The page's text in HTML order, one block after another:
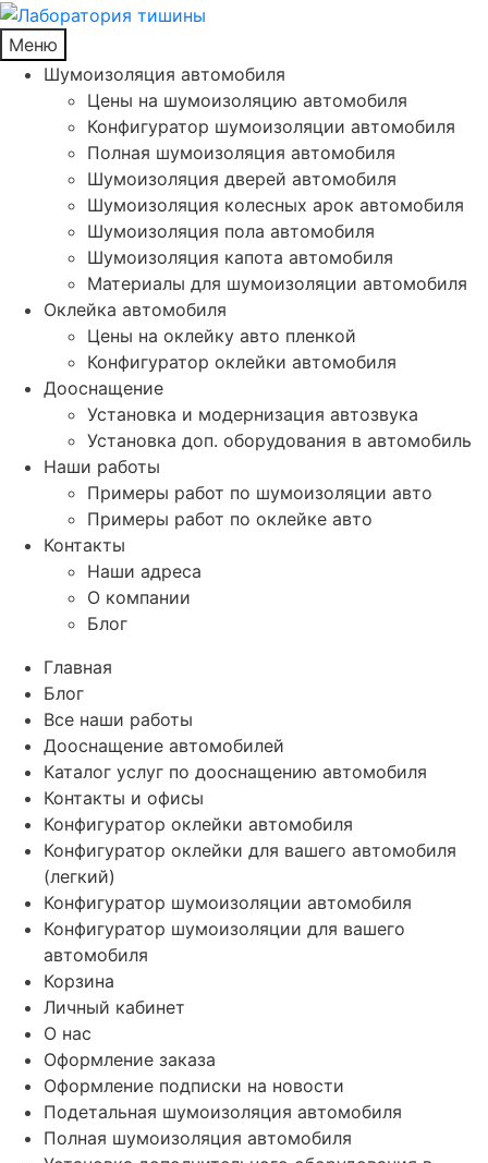
Меню
Шумоизоляция автомобиля
Цены на шумоизоляцию автомобиля
Конфигуратор шумоизоляции автомобиля
Полная шумоизоляция автомобиля
Шумоизоляция дверей автомобиля
Шумоизоляция колесных арок автомобиля
Шумоизоляция пола автомобиля
Шумоизоляция капота автомобиля
Материалы для шумоизоляции автомобиля
Оклейка автомобиля
Цены на оклейку авто пленкой
Конфигуратор оклейки автомобиля
Дооснащение
Установка и модернизация автозвука
Установка доп. оборудования в автомобиль
Наши работы
Примеры работ по шумоизоляции авто
Примеры работ по оклейке авто
Контакты
Наши адреса
О компании
Блог
Главная
Блог
Все наши работы
Дооснащение автомобилей
Каталог услуг по дооснащению автомобиля
Контакты и офисы
Конфигуратор оклейки автомобиля
Конфигуратор оклейки для вашего автомобиля
(легкий)
Конфигуратор шумоизоляции автомобиля
Конфигуратор шумоизоляции для вашего
автомобиля
Корзина
Личный кабинет
О нас
Оформление заказа
Оформление подписки на новости
Подетальная шумоизоляция автомобиля
Полная шумоизоляция автомобиля